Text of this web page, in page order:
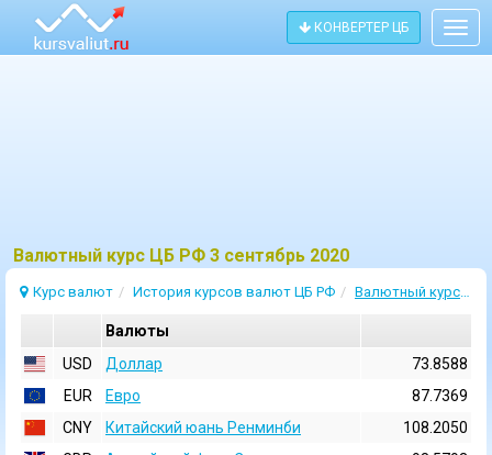
КОНВЕРТЕР ЦБ
Bалютный курс ЦБ РФ 3 сентябрь 2020
Курс валют История курсов валют ЦБ РФ Валютный курс 3 Сентябрь 2020
Валюты
USD
Доллар
73.8588
EUR
Евро
87.7369
CNY
Китайский юань Ренминби
108.2050